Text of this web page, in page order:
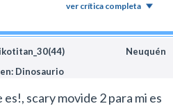
ver crítica completa
Neuquén
Dinosaurio
scary movide 2 para mi es